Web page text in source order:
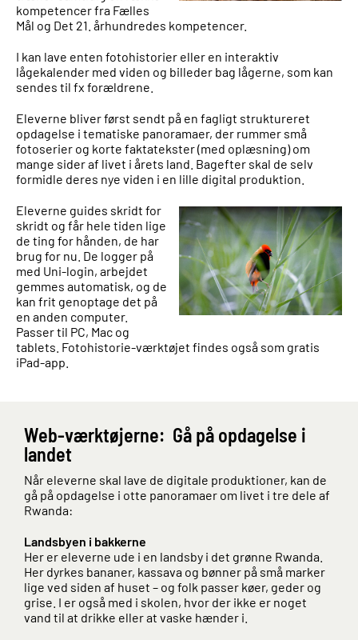
kompetencer fra Fælles
Mål og Det 21. århundredes kompetencer.
I kan lave enten fotohistorier eller en interaktiv
lågekalender med viden og billeder bag lågerne, som kan
sendes til fx forældrene.
Eleverne bliver først sendt på en fagligt struktureret
opdagelse i tematiske panoramaer, der rummer små
fotoserier og korte faktatekster (med oplæsning) om
mange sider af livet i årets land. Bagefter skal de selv
formidle deres nye viden i en lille digital produktion.
Eleverne guides skridt for
skridt og får hele tiden lige
de ting for hånden, de har
brug for nu. De logger på
med Uni-login, arbejdet
gemmes automatisk, og de
kan frit genoptage det på
en anden computer.
Passer til PC, Mac og
tablets. Fotohistorie-værktøjet findes også som gratis
iPad-app.
Web-værktøjerne: Gå på opdagelse i
landet
Når eleverne skal lave de digitale produktioner, kan de
gå på opdagelse i otte panoramaer om livet i tre dele af
Rwanda:
Landsbyen i bakkerne
Her er eleverne ude i en landsby i det grønne Rwanda.
Her dyrkes bananer, kassava og bønner på små marker
lige ved siden af huset – og folk passer køer, geder og
grise. I er også med i skolen, hvor der ikke er noget
vand til at drikke eller at vaske hænder i.